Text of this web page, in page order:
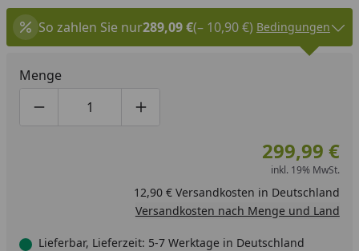
So zahlen Sie nur289,09 €(– 10,90 €) Bedingungen
Menge
Produktmenge um eins verringern
Produktmenge manuell eingeben
Produktmenge um eins erhöhen
299,99 €
inkl. 19% MwSt.
12,90 € Versandkosten in Deutschland
Versandkosten nach Menge und Land
Lieferbar, Lieferzeit: 5-7 Werktage in Deutschland